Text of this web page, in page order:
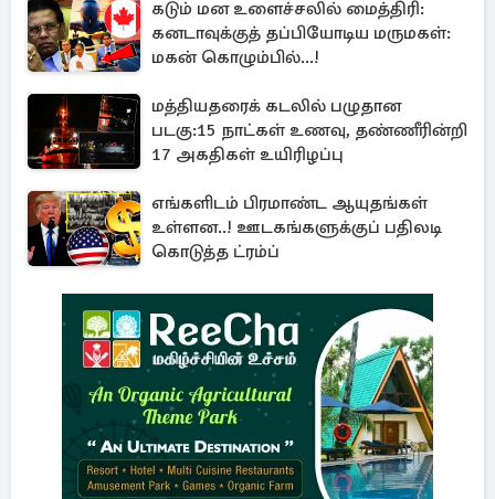
கடும் மன உளைச்சலில் மைத்திரி:
கனடாவுக்குத் தப்பியோடிய மருமகள்:
மகன் கொழும்பில்...!
மத்தியதரைக் கடலில் பழுதான
படகு:15 நாட்கள் உணவு, தண்ணீரின்றி
17 அகதிகள் உயிரிழப்பு
எங்களிடம் பிரமாண்ட ஆயுதங்கள்
உள்ளன..! ஊடகங்களுக்குப் பதிலடி
கொடுத்த ட்ரம்ப்